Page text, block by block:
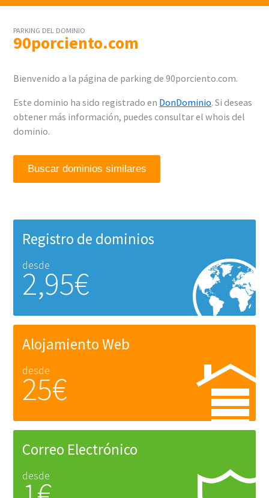
PARKING DEL DOMINIO
90porciento.com
Bienvenido a la página de parking de 90porciento.com.
Este dominio ha sido registrado en DonDominio. Si deseas
obtener más información, puedes consultar el whois del
dominio.
Buscar dominios similares
Registro de dominios
desde
2,95€
Alojamiento Web
desde
25€
Correo Electrónico
desde